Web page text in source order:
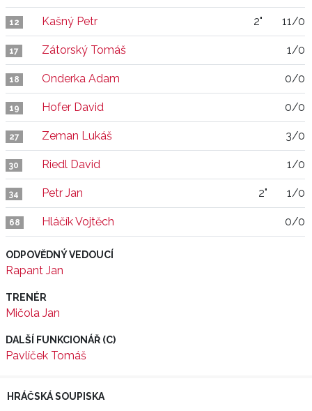
12 Kašný Petr 2" 11/0
17 Zátorský Tomáš 1/0
18 Onderka Adam 0/0
19 Hofer David 0/0
27 Zeman Lukáš 3/0
30 Riedl David 1/0
34 Petr Jan 2" 1/0
68 Hláčík Vojtěch 0/0
ODPOVĚDNÝ VEDOUCÍ
Rapant Jan
TRENÉR
Mičola Jan
DALŠÍ FUNKCIONÁŘ (C)
Pavlíček Tomáš
HRÁČSKÁ SOUPISKA